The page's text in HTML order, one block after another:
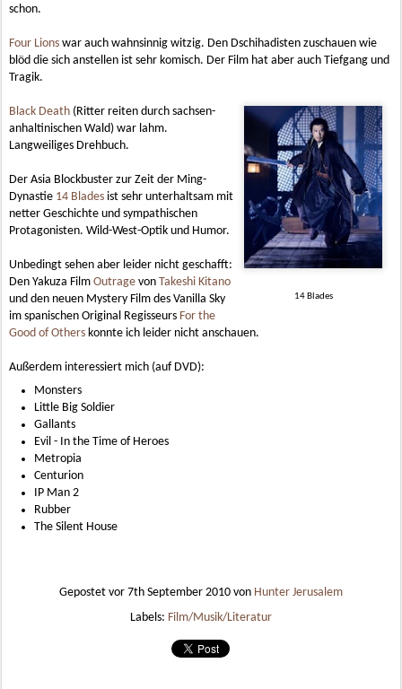
schon.
Four Lions war auch wahnsinnig witzig. Den Dschihadisten zuschauen wie
blöd die sich anstellen ist sehr komisch. Der Film hat aber auch Tiefgang und
Tragik.
14 Blades
Black Death (Ritter reiten durch sachsen-
anhaltinischen Wald) war lahm.
Langweiliges Drehbuch.
Der Asia Blockbuster zur Zeit der Ming-
Dynastie 14 Blades ist sehr unterhaltsam mit
netter Geschichte und sympathischen
Protagonisten. Wild-West-Optik und Humor.
Unbedingt sehen aber leider nicht geschafft:
Den Yakuza Film Outrage von Takeshi Kitano
und den neuen Mystery Film des Vanilla Sky
im spanischen Original Regisseurs For the
Good of Others konnte ich leider nicht anschauen.
Außerdem interessiert mich (auf DVD):
Monsters
Little Big Soldier
Gallants
Evil - In the Time of Heroes
Metropia
Centurion
IP Man 2
Rubber
The Silent House
Gepostet vor 7th September 2010 von Hunter Jerusalem
Labels: Film/Musik/Literatur